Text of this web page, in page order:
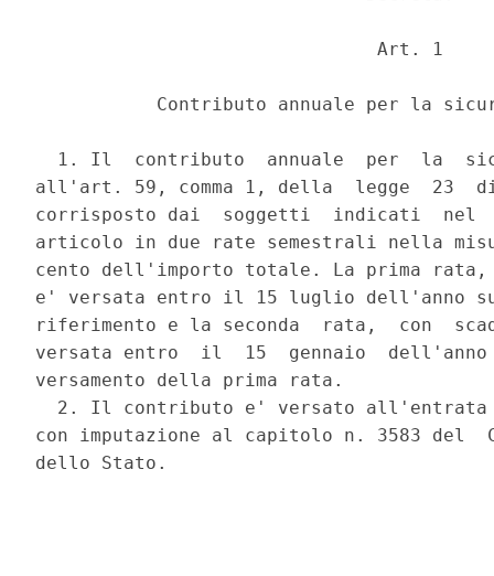
                               Art. 1
Contributo annuale per la
1. Il  contributo  annuale  per  la
all'art. 59, comma 1, della  legge  23
corrisposto dai  soggetti  indicati  nel
articolo in due rate semestrali nella
cento dell'importo totale. La prima rata,
e' versata entro il 15 luglio dell'anno
riferimento e la seconda  rata,  con
versata entro  il  15  gennaio
versamento della prima rata.
2. Il contributo e' versato
con imputazione al capitolo n. 3583 del